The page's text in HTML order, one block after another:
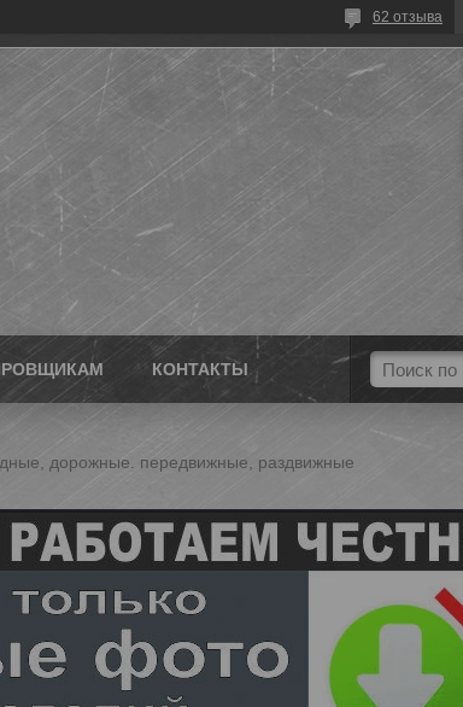
62 отзыва
КОНТАКТЫ
дорожные. передвижные, раздвижные